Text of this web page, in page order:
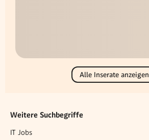
Alle Inserate anzeigen
Weitere Suchbegriffe
IT Jobs